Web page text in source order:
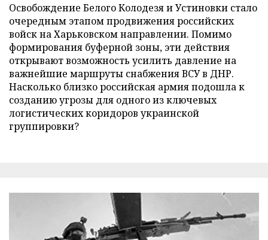
Освобождение Белого Колодезя и Устиновки стало
очередным этапом продвижения российских
войск на Харьковском направлении. Помимо
формирования буферной зоны, эти действия
открывают возможность усилить давление на
важнейшие маршруты снабжения ВСУ в ДНР.
Насколько близко российская армия подошла к
созданию угрозы для одного из ключевых
логистических коридоров украинской
группировки?